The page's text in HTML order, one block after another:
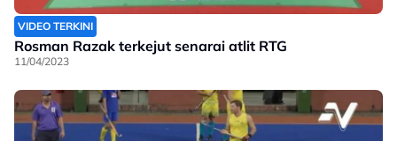
VIDEO TERKINI
Rosman Razak terkejut senarai atlit RTG
11/04/2023